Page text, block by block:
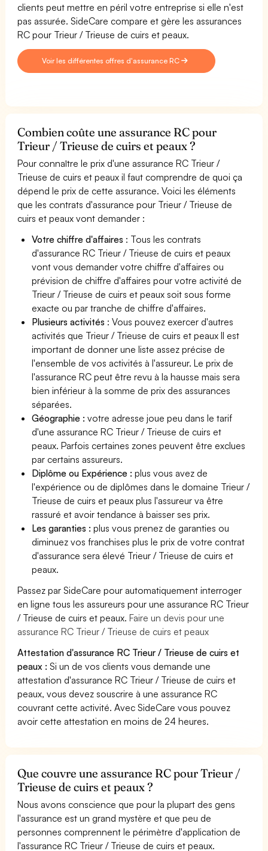
clients peut mettre en péril votre entreprise si elle n'est
pas assurée. SideCare compare et gère les assurances
RC pour Trieur / Trieuse de cuirs et peaux.
Voir les différentes offres d'assurance RC
Combien coûte une assurance RC pour
Trieur / Trieuse de cuirs et peaux ?
Pour connaître le prix d'une assurance RC Trieur /
Trieuse de cuirs et peaux il faut comprendre de quoi ça
dépend le prix de cette assurance. Voici les éléments
que les contrats d'assurance pour Trieur / Trieuse de
cuirs et peaux vont demander :
Votre chiffre d'affaires : Tous les contrats
d'assurance RC Trieur / Trieuse de cuirs et peaux
vont vous demander votre chiffre d'affaires ou
prévision de chiffre d'affaires pour votre activité de
Trieur / Trieuse de cuirs et peaux soit sous forme
exacte ou par tranche de chiffre d'affaires.
Plusieurs activités : Vous pouvez exercer d'autres
activités que Trieur / Trieuse de cuirs et peaux Il est
important de donner une liste assez précise de
l'ensemble de vos activités à l'assureur. Le prix de
l'assurance RC peut être revu à la hausse mais sera
bien inférieur à la somme de prix des assurances
séparées.
Géographie :votre adresse joue peu dans le tarif
d'une assurance RC Trieur / Trieuse de cuirs et
peaux. Parfois certaines zones peuvent être exclues
par certains assureurs.
Diplôme ou Expérience :plus vous avez de
l'expérience ou de diplômes dans le domaine Trieur /
Trieuse de cuirs et peaux plus l'assureur va être
rassuré et avoir tendance à baisser ses prix.
Les garanties :plus vous prenez de garanties ou
diminuez vos franchises plus le prix de votre contrat
d'assurance sera élevé Trieur / Trieuse de cuirs et
peaux.
Passez par SideCare pour automatiquement interroger
en ligne tous les assureurs pour une assurance RC Trieur
/ Trieuse de cuirs et peaux.Faire un devis pour une
assurance RC Trieur / Trieuse de cuirs et peaux
Attestation d'assurance RC Trieur / Trieuse de cuirs et
peaux : Si un de vos clients vous demande une
attestation d'assurance RC Trieur / Trieuse de cuirs et
peaux, vous devez souscrire à une assurance RC
couvrant cette activité. Avec SideCare vous pouvez
avoir cette attestation en moins de 24 heures.
Que couvre une assurance RC pour Trieur /
Trieuse de cuirs et peaux ?
Nous avons conscience que pour la plupart des gens
l'assurance est un grand mystère et que peu de
personnes comprennent le périmètre d'application de
l'assurance RC Trieur / Trieuse de cuirs et peaux.